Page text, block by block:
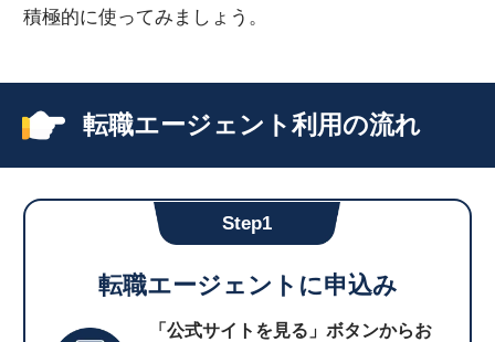
積極的に使ってみましょう。
転職エージェント利用の流れ
Step1
転職エージェントに申込み
「公式サイトを見る」ボタンからお